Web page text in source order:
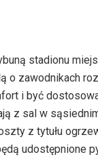
stadionu
o zawodnikach
i być
z sal w
z tytułu
udostępnione